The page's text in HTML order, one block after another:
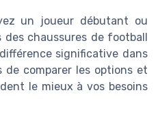
un joueur débutant ou
chaussures de football
significative dans
comparer les options et
le mieux à vos besoins